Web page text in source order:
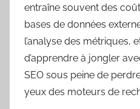
entraîne souvent des
bases de données
l’analyse des métriques,
d’apprendre à jongler
SEO sous peine de
yeux des moteurs de